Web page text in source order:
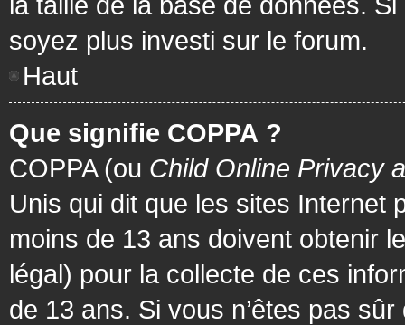
soyez plus investi sur le forum.
Haut
Que signifie COPPA ?
COPPA (ou Child Online Privacy
Unis qui dit que les sites Internet
moins de 13 ans doivent obtenir
légal) pour la collecte de ces
de 13 ans. Si vous n’êtes pas